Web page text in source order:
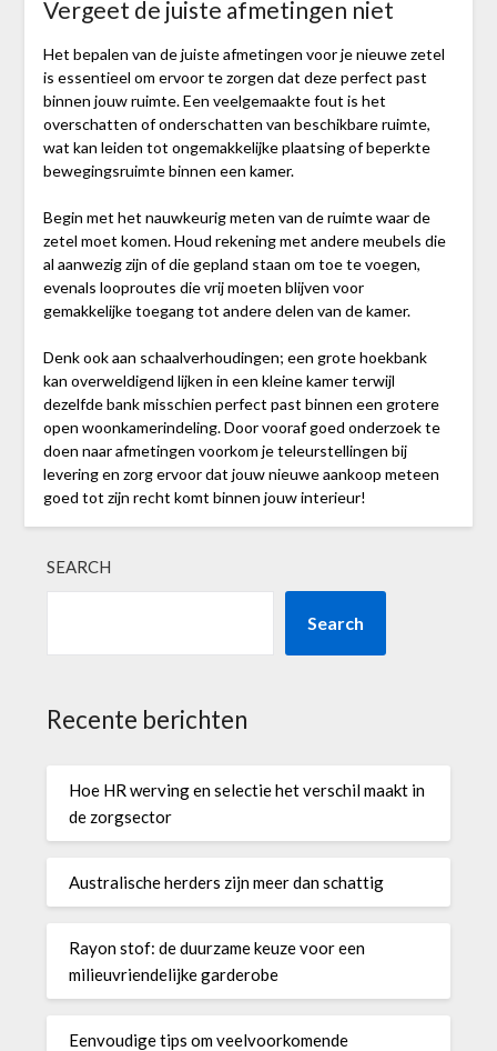
Vergeet de juiste afmetingen niet
Het bepalen van de juiste afmetingen voor je nieuwe zetel
is essentieel om ervoor te zorgen dat deze perfect past
binnen jouw ruimte. Een veelgemaakte fout is het
overschatten of onderschatten van beschikbare ruimte,
wat kan leiden tot ongemakkelijke plaatsing of beperkte
bewegingsruimte binnen een kamer.
Begin met het nauwkeurig meten van de ruimte waar de
zetel moet komen. Houd rekening met andere meubels die
al aanwezig zijn of die gepland staan om toe te voegen,
evenals looproutes die vrij moeten blijven voor
gemakkelijke toegang tot andere delen van de kamer.
Denk ook aan schaalverhoudingen; een grote hoekbank
kan overweldigend lijken in een kleine kamer terwijl
dezelfde bank misschien perfect past binnen een grotere
open woonkamerindeling. Door vooraf goed onderzoek te
doen naar afmetingen voorkom je teleurstellingen bij
levering en zorg ervoor dat jouw nieuwe aankoop meteen
goed tot zijn recht komt binnen jouw interieur!
SEARCH
Search
Recente berichten
Hoe HR werving en selectie het verschil maakt in
de zorgsector
Australische herders zijn meer dan schattig
Rayon stof: de duurzame keuze voor een
milieuvriendelijke garderobe
Eenvoudige tips om veelvoorkomende